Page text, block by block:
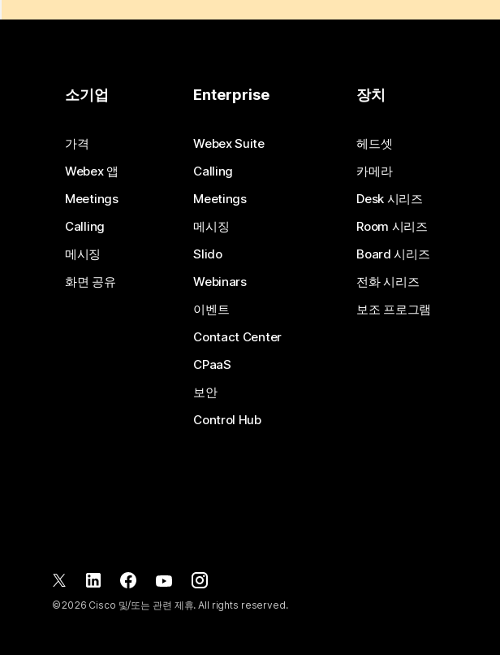
소기업
가격
Webex 앱
Meetings
Calling
메시징
화면 공유
Enterprise
Webex Suite
Calling
Meetings
메시징
Slido
Webinars
이벤트
Contact Center
CPaaS
보안
Control Hub
장치
헤드셋
카메라
Desk 시리즈
Room 시리즈
Board 시리즈
전화 시리즈
보조 프로그램
©2026 Cisco 및/또는 관련 제휴. All rights reserved.